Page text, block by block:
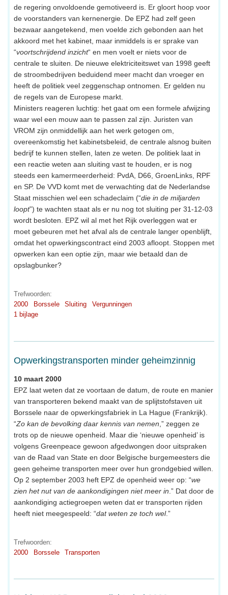
de regering onvoldoende gemotiveerd is. Er gloort hoop voor
de voorstanders van kernenergie. De EPZ had zelf geen
bezwaar aangetekend, men voelde zich gebonden aan het
akkoord met het kabinet, maar inmiddels is er sprake van
“voortschrijdend inzicht“ en men voelt er niets voor de
centrale te sluiten. De nieuwe elektriciteitswet van 1998 geeft
de stroombedrijven beduidend meer macht dan vroeger en
heeft de politiek veel zeggenschap ontnomen. Er gelden nu
de regels van de Europese markt.
Ministers reageren luchtig: het gaat om een formele afwijzing
waar wel een mouw aan te passen zal zijn. Juristen van
VROM zijn onmiddellijk aan het werk getogen om,
overeenkomstig het kabinetsbeleid, de centrale alsnog buiten
bedrijf te kunnen stellen, laten ze weten. De politiek laat in
een reactie weten aan sluiting vast te houden, er is nog
steeds een kamermeerderheid: PvdA, D66, GroenLinks, RPF
en SP. De VVD komt met de verwachting dat de Nederlandse
Staat misschien wel een schadeclaim (“die in de miljarden
loopt”) te wachten staat als er nu nog tot sluiting per 31-12-03
wordt besloten. EPZ wil al met het Rijk overleggen wat er
moet gebeuren met het afval als de centrale langer openblijft,
omdat het opwerkingscontract eind 2003 afloopt. Stoppen met
opwerken kan een optie zijn, maar wie betaald dan de
opslagbunker?
Trefwoorden:
2000
Borssele Sluiting
Vergunningen
1 bijlage
Opwerkingstransporten minder geheimzinnig
10 maart 2000
EPZ laat weten dat ze voortaan de datum, de route en manier
van transporteren bekend maakt van de splijtstofstaven uit
Borssele naar de opwerkingsfabriek in La Hague (Frankrijk).
“Zo kan de bevolking daar kennis van nemen ,” zeggen ze
trots op de nieuwe openheid. Maar die ‘nieuwe openheid’ is
volgens Greenpeace gewoon afgedwongen door uitspraken
van de Raad van State en door Belgische burgemeesters die
geen geheime transporten meer over hun grondgebied willen.
Op 2 september 2003 heft EPZ de openheid weer op: “we
zien het nut van de aankondigingen niet meer in .” Dat door de
aankondiging actiegroepen weten dat er transporten rijden
heeft niet meegespeeld: “dat weten ze toch wel.”
Trefwoorden:
2000
Borssele Transporten